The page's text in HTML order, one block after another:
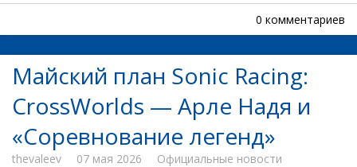
0 комментариев
Майский план Sonic Racing:
CrossWorlds — Арле Надя и
«Соревнование легенд»
thevaleev 07 мая 2026
Официальные новости